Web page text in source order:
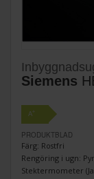
Siemens
A+
PRODUKTBLAD
Färg: Rostfri
Rengöring i ugn:
Stektermometer